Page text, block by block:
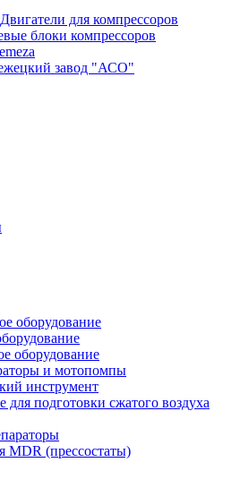
Двигатели для компрессоров
блоки компрессоров
завод "АСО"
оборудование
оборудование
и мотопомпы
инструмент
для подготовки сжатого воздуха
MDR (прессостаты)